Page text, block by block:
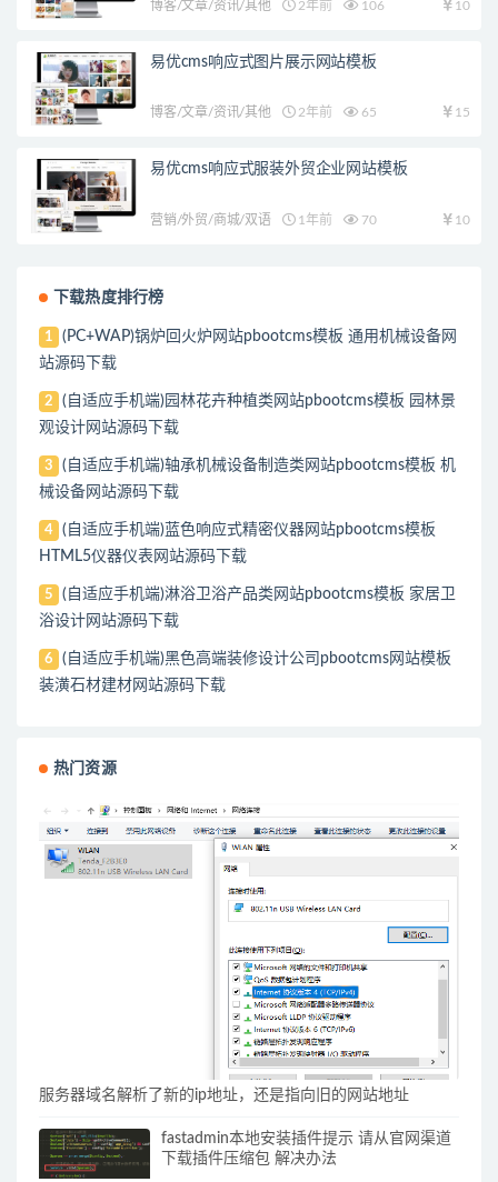
博客/文章/资讯/其他 2年前 106 10
易优cms响应式图片展示网站模板
博客/文章/资讯/其他 2年前 65 15
易优cms响应式服装外贸企业网站模板
营销/外贸/商城/双语 1年前 70 10
下载热度排行榜
1
(PC+WAP)锅炉回火炉网站pbootcms模板 通用机械设备网
站源码下载
2
(自适应手机端)园林花卉种植类网站pbootcms模板 园林景
观设计网站源码下载
3
(自适应手机端)轴承机械设备制造类网站pbootcms模板 机
械设备网站源码下载
4
(自适应手机端)蓝色响应式精密仪器网站pbootcms模板
HTML5仪器仪表网站源码下载
5
(自适应手机端)淋浴卫浴产品类网站pbootcms模板 家居卫
浴设计网站源码下载
6
(自适应手机端)黑色高端装修设计公司pbootcms网站模板
装潢石材建材网站源码下载
热门资源
服务器域名解析了新的ip地址，还是指向旧的网站地址
fastadmin本地安装插件提示 请从官网渠道
下载插件压缩包 解决办法